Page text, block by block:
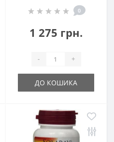
0
1 275 грн.
- +
ДО КОШИКА